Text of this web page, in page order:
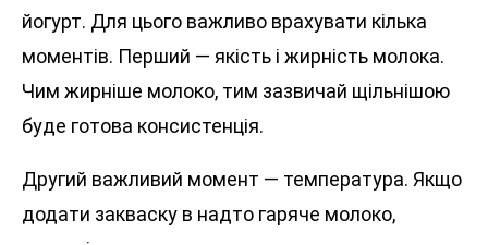
йогурт. Для цього важливо врахувати кілька
моментів. Перший — якість і жирність молока.
Чим жирніше молоко, тим зазвичай щільнішою
буде готова консистенція.
Другий важливий момент — температура. Якщо
додати закваску в надто гаряче молоко,